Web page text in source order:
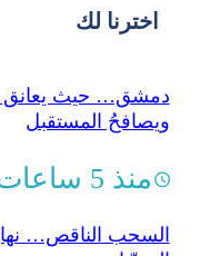
اخترنا لك
دمشق… حيث يعانق
ويصافحُ المستقبل
منذ 5 ساعات
السحب الناقص…